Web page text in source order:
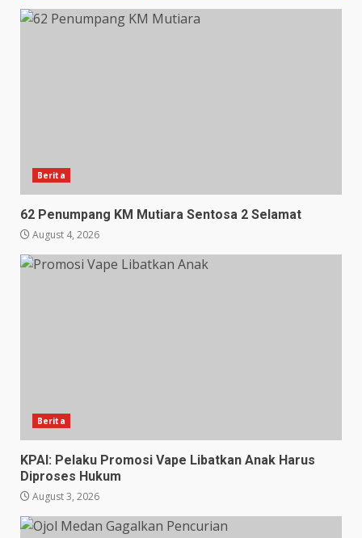
Berita
62 Penumpang KM Mutiara Sentosa 2 Selamat
August 4, 2026
Berita
KPAI: Pelaku Promosi Vape Libatkan Anak Harus
Diproses Hukum
August 3, 2026